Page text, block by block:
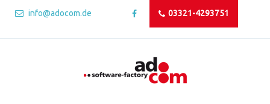
info@adocom.de 03321-4293751